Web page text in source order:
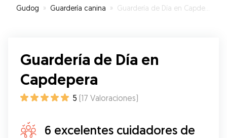
Gudog » Guardería canina » Guardería de Día en Capdepera
Guardería de Día en
Capdepera
5 (17 Valoraciones)
6 excelentes cuidadores de